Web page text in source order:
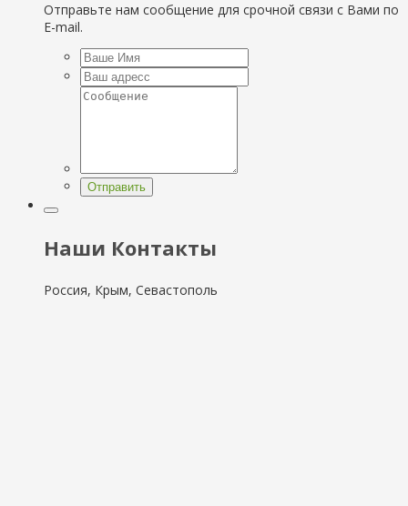
Отправьте нам сообщение для срочной связи с Вами по
E-mail.
Отправить
Наши Контакты
Россия, Крым, Севастополь